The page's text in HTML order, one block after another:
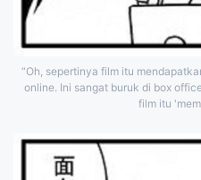
“Oh, sepertinya film itu
online. Ini sangat buruk di box
film itu